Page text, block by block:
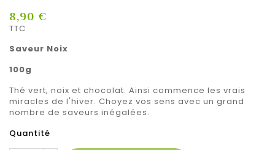
8,90 €
TTC
Saveur Noix
100g
Thé vert, noix et chocolat. Ainsi commence les vrais
miracles de l'hiver. Choyez vos sens avec un grand
nombre de saveurs inégalées.
Quantité